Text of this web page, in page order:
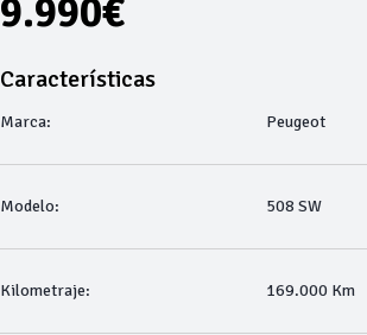
9.990€
Características
Marca: Peugeot
Modelo: 508 SW
Kilometraje: 169.000 Km